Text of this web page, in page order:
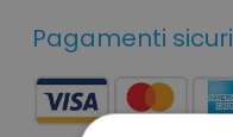
Pagamenti sicuri